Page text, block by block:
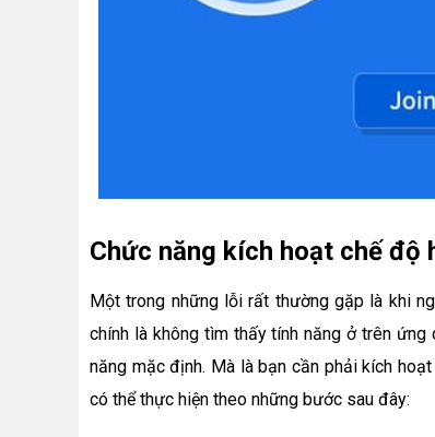
Chức năng kích hoạt chế độ
Một trong những lỗi rất thường gặp là khi
chính là không tìm thấy tính năng ở trên
năng mặc định. Mà là bạn cần phải kích
có thể thực hiện theo những bước sau đây: